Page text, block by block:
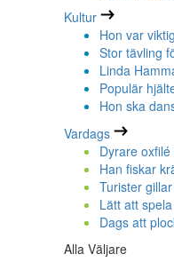
Kultur
Hon var
Stor tävling
Linda
Populär
Hon ska
Vardags
Dyrare
Han fiskar
Turister
Lätt att
Dags att
Alla Väljare